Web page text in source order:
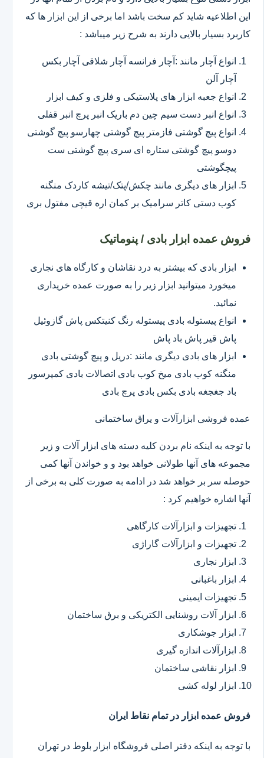
این اطلاعیه شاید کم سخت باشد اما برخی از این ابزار ها که
کاربرد بسیار بالایی دارند به شرح زیر میباشد :
انواع آچار مانند :آچار فرانسه آچار شلاقی آچار بکس
آچار آلن
انواع جعبه ابزار های پلاستیکی و فلزی و کیف ابزار
انواع انبر دست سیم چین دم باریک انبر پرچ انبر قفلی
انواع پیچ گوشتی فازمتر پیچ گوشتی چهارسو پیچ گوشتی
دوسو پیچ گوشتی ستاره ای سری پیچ گوشتی ست
پیچگوشتی
ابزار های دیگری مانند چکش/پتک/تیشه کاردک منگنه
کوب دستی کاتر سرامیک بر کمان اره قیچی مفتول بری
فروش عمده ابزار بادی / پنوماتیک
ابزار بادی که بیشتر به درد نقاشان و کارگاه های نجاری
میخورد میتوانید ابزار زیر را به صورت عمده خریداری
نمائید.
انواع پیستوله بادی پیستوله رنگ کنیتکس پاش گازوئیل
پاش قیر پاش باد پاش
ابزار های بادی دیگری مانند :دریل و پیچ گوشتی بادی
منگنه کوب بادی میخ کوب بادی اتصالات بادی کمپرسور
باد جغجغه بادی بکس بادی پرچ بادی
عمده فروشی ابزارآلات و یراق ساختمانی
با توجه به اینکه نام بردن کلیه دسته های ابزار آلات و زیر
مجموعه های آنها طولانی خواهد بود و و خواندن آنها کمی
حوصله سر بر خواهد شد در ادامه به صورت کلی به برخی از
آنها اشاره خواهیم کرد :
تجهیزات و ابزارآلات کارگاهی
تجهیزات و ابزارآلات گاراژی
ابزار نجاری
ابزار باغبانی
تجهیزات ایمینی
ابزار آلات روشنایی الکتریکی و برق ساختمان
ابزار جوشکاری
ابزارآلات اندازه گیری
ابزار نقاشی ساختمان
ابزار لوله کشی
فروش عمده ابزار در تمام نقاط ایران
با توجه به اینکه دفتر اصلی فروشگاه ابزار بلوط در تهران